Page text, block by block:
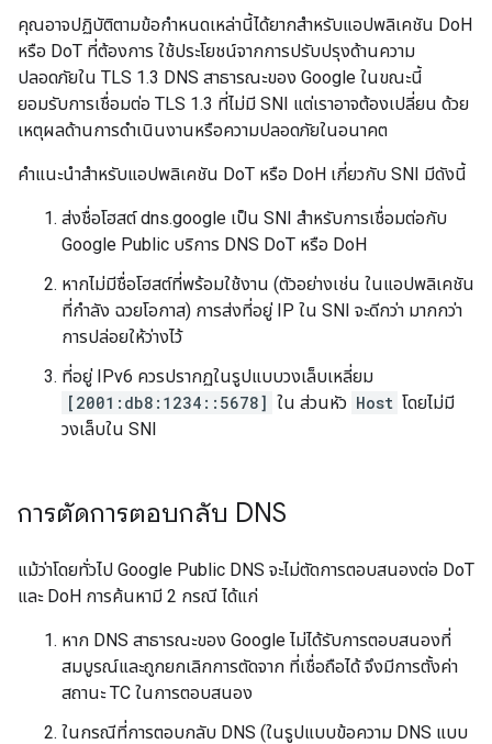
คุณอาจปฏิบัติตามข้อกำหนดเหล่านี้ได้ยากสำหรับแอปพลิเคชัน DoH
หรือ DoT ที่ต้องการ ใช้ประโยชน์จากการปรับปรุงด้านความ
ปลอดภัยใน TLS 1.3 DNS สาธารณะของ Google ในขณะนี้
ยอมรับการเชื่อมต่อ TLS 1.3 ที่ไม่มี SNI แต่เราอาจต้องเปลี่ยน ด้วย
เหตุผลด้านการดำเนินงานหรือความปลอดภัยในอนาคต
คำแนะนำสำหรับแอปพลิเคชัน DoT หรือ DoH เกี่ยวกับ SNI มีดังนี้
ส่งชื่อโฮสต์ dns.google เป็น SNI สำหรับการเชื่อมต่อกับ
Google Public บริการ DNS DoT หรือ DoH
หากไม่มีชื่อโฮสต์ที่พร้อมใช้งาน (ตัวอย่างเช่น ในแอปพลิเคชัน
ที่กำลัง ฉวยโอกาส) การส่งที่อยู่ IP ใน SNI จะดีกว่า มากกว่า
การปล่อยให้ว่างไว้
ที่อยู่ IPv6 ควรปรากฏในรูปแบบวงเล็บเหลี่ยม
[2001:db8:1234::5678] ใน ส่วนหัว Host โดยไม่มี
วงเล็บใน SNI
การตัดการตอบกลับ DNS
แม้ว่าโดยทั่วไป Google Public DNS จะไม่ตัดการตอบสนองต่อ DoT
และ DoH การค้นหามี 2 กรณี ได้แก่
หาก DNS สาธารณะของ Google ไม่ได้รับการตอบสนองที่
สมบูรณ์และถูกยกเลิกการตัดจาก ที่เชื่อถือได้ จึงมีการตั้งค่า
สถานะ TC ในการตอบสนอง
ในกรณีที่การตอบกลับ DNS (ในรูปแบบข้อความ DNS แบบ